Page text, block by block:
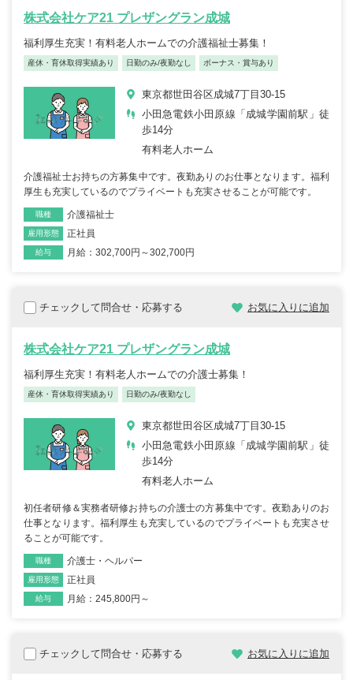
株式会社ケア21 プレザングラン成城
福利厚生充実！有料老人ホームでの介護福祉士募集！
産休・育休取得実績あり 日勤のみ/夜勤なし ボーナス・賞与あり
東京都世田谷区成城7丁目30-15
小田急電鉄小田原線「成城学園前駅」徒
歩14分
有料老人ホーム
介護福祉士お持ちの方募集中です。夜勤ありのお仕事となります。福利
厚生も充実しているのでプライベートも充実させることが可能です。
職種 介護福祉士
雇用形態 正社員
給与 月給：302,700円～302,700円
チェックして問合せ・応募する お気に入りに追加
株式会社ケア21 プレザングラン成城
福利厚生充実！有料老人ホームでの介護士募集！
産休・育休取得実績あり 日勤のみ/夜勤なし
東京都世田谷区成城7丁目30-15
小田急電鉄小田原線「成城学園前駅」徒
歩14分
有料老人ホーム
初任者研修＆実務者研修お持ちの介護士の方募集中です。夜勤ありのお
仕事となります。福利厚生も充実しているのでプライベートも充実させ
ることが可能です。
職種 介護士・ヘルパー
雇用形態 正社員
給与 月給：245,800円～
チェックして問合せ・応募する お気に入りに追加